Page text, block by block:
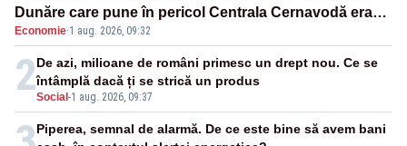
Dunăre care pune în pericol Centrala Cernavodă era
cunoscută de pe vremea lui Ceaușescu
Economie·1 aug. 2026, 09:32
2Social -1 aug. 2026, 09:37
De azi, milioane de români primesc un drept nou. Ce se
întâmplă dacă ți se strică un produs
Piperea, semnal de alarmă. De ce este bine să avem bani